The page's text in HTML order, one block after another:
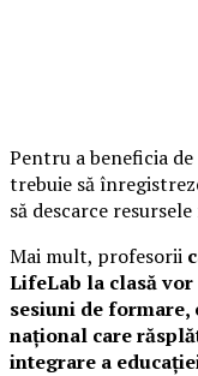
Pentru a beneficia
trebuie să
să descarce
Mai mult, profesorii
LifeLab la clasă
sesiuni de formare,
național care
integrare a